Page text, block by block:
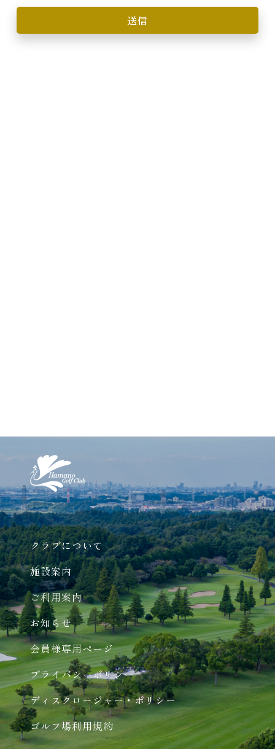
クラブについて
施設案内
ご利用案内
お知らせ
会員様専用ページ
プライバシーポリシー
ディスクロージャー・ポリシー
ゴルフ場利用規約